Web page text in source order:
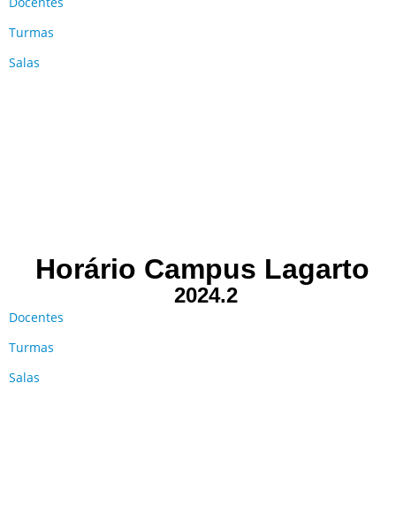
Turmas
Salas
Horário Campus Lagarto
2024.2
Docentes
Turmas
Salas